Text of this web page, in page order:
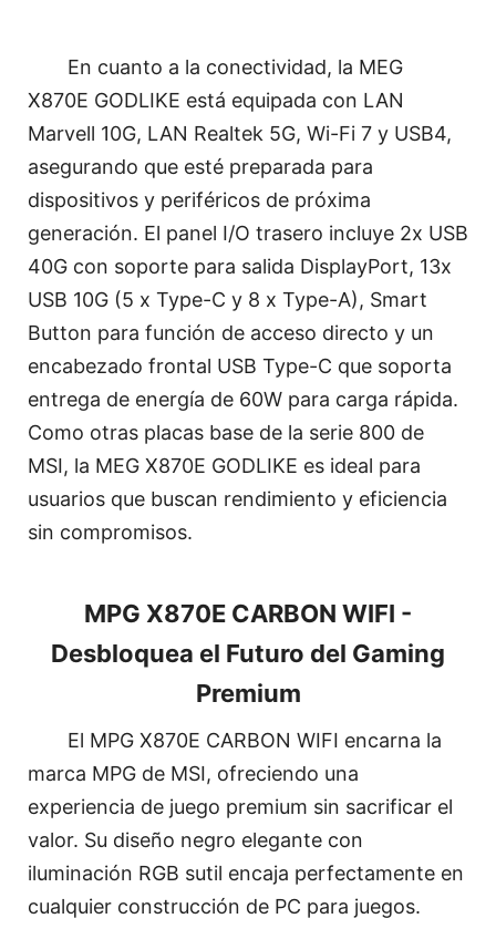
En cuanto a la conectividad, la MEG
X870E GODLIKE está equipada con LAN
Marvell 10G, LAN Realtek 5G, Wi-Fi 7 y USB4,
asegurando que esté preparada para
dispositivos y periféricos de próxima
generación. El panel I/O trasero incluye 2x USB
40G con soporte para salida DisplayPort, 13x
USB 10G (5 x Type-C y 8 x Type-A), Smart
Button para función de acceso directo y un
encabezado frontal USB Type-C que soporta
entrega de energía de 60W para carga rápida.
Como otras placas base de la serie 800 de
MSI, la MEG X870E GODLIKE es ideal para
usuarios que buscan rendimiento y eficiencia
sin compromisos.
MPG X870E CARBON WIFI -
Desbloquea el Futuro del Gaming
Premium
El MPG X870E CARBON WIFI encarna la
marca MPG de MSI, ofreciendo una
experiencia de juego premium sin sacrificar el
valor. Su diseño negro elegante con
iluminación RGB sutil encaja perfectamente en
cualquier construcción de PC para juegos.